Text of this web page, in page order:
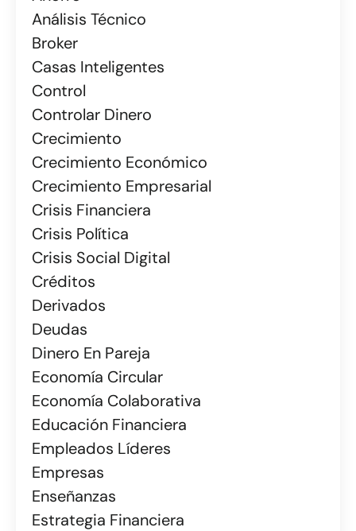
Análisis Técnico
Broker
Casas Inteligentes
Control
Controlar Dinero
Crecimiento
Crecimiento Económico
Crecimiento Empresarial
Crisis Financiera
Crisis Política
Crisis Social Digital
Créditos
Derivados
Deudas
Dinero En Pareja
Economía Circular
Economía Colaborativa
Educación Financiera
Empleados Líderes
Empresas
Enseñanzas
Estrategia Financiera